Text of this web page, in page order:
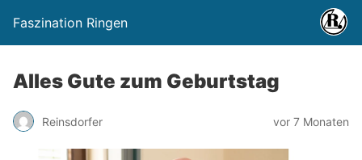
Faszination Ringen
Alles Gute zum Geburtstag
Reinsdorfer vor 7 Monaten